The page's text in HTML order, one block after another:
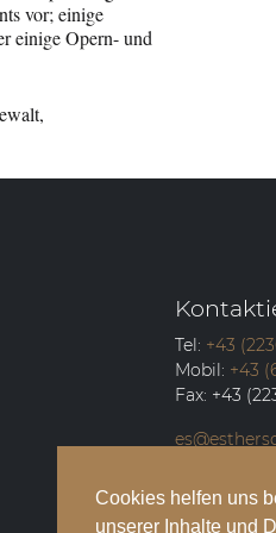
Cookies helfen uns
unserer Inhalte und
vor; einige
einige Opern- und
Tel: +43
Mobil: +43
Fax: +43
2340